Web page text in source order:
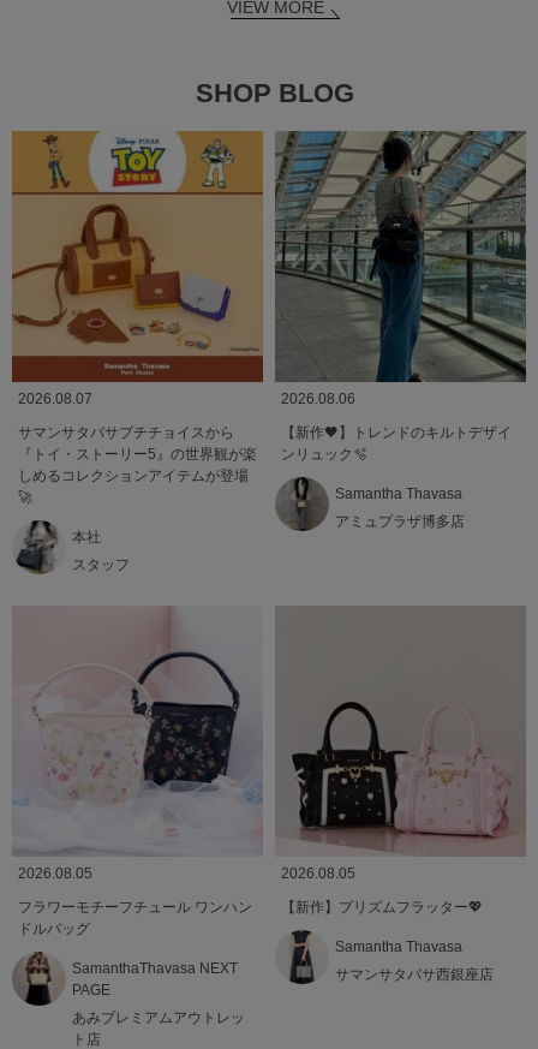
VIEW MORE
SHOP BLOG
2026.08.07
サマンサタバサプチチョイスから
『トイ・ストーリー5』の世界観が楽
しめるコレクションアイテムが登場
🚀
本社
スタッフ
2026.08.06
【新作🖤】トレンドのキルトデザイ
ンリュック🫧
Samantha Thavasa
アミュプラザ博多店
2026.08.05
フラワーモチーフチュール ワンハン
ドルバッグ
SamanthaThavasa NEXT
PAGE
あみプレミアムアウトレッ
ト店
2026.08.05
【新作】プリズムフラッター💖
Samantha Thavasa
サマンサタバサ西銀座店